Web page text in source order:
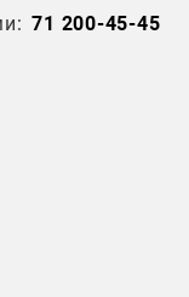
71 200-45-45